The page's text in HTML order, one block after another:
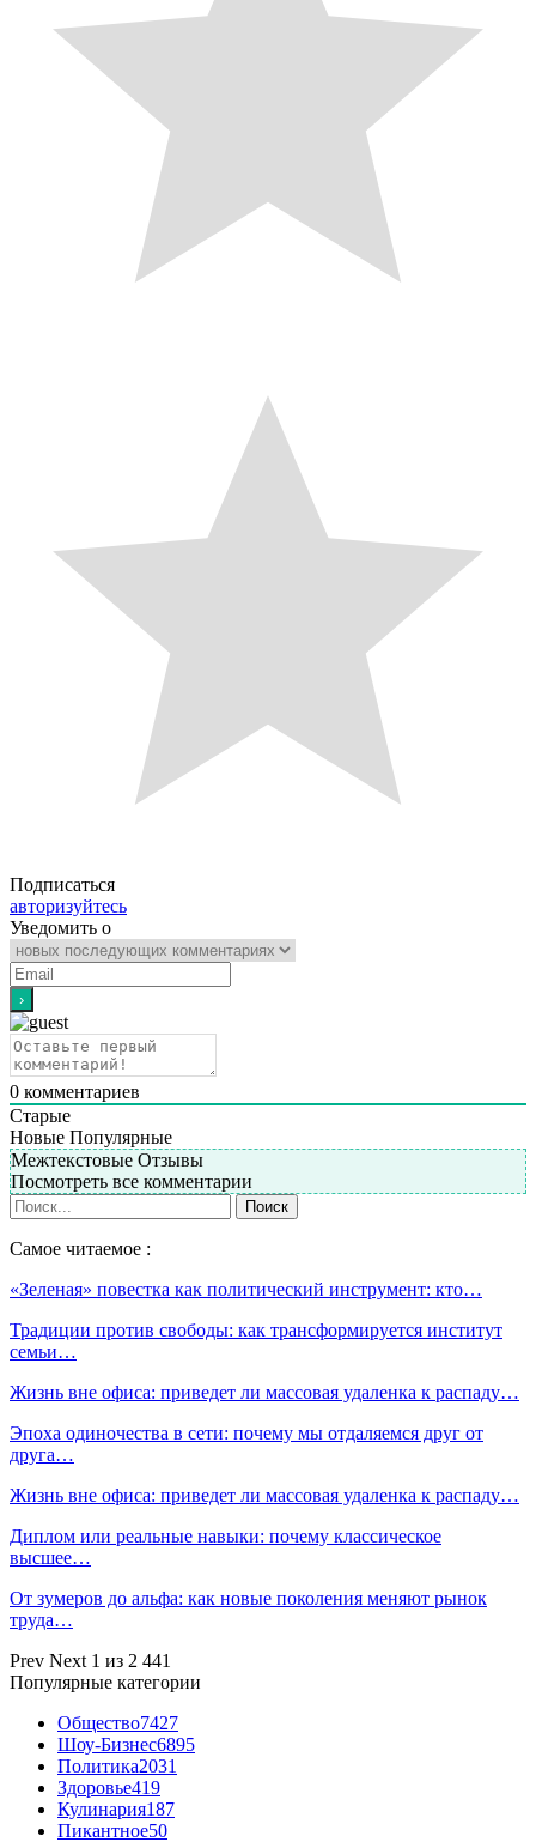
Подписаться
авторизуйтесь
Уведомить о
0 комментариев
Старые
Новые Популярные
Межтекстовые Отзывы
Посмотреть все комментарии
Самое читаемое :
«Зеленая» повестка как политический инструмент: кто…
Традиции против свободы: как трансформируется институт
семьи…
Жизнь вне офиса: приведет ли массовая удаленка к распаду…
Эпоха одиночества в сети: почему мы отдаляемся друг от
друга…
Жизнь вне офиса: приведет ли массовая удаленка к распаду…
Диплом или реальные навыки: почему классическое
высшее…
От зумеров до альфа: как новые поколения меняют рынок
труда…
Prev Next 1 из 2 441
Популярные категории
Общество7427
Шоу-Бизнес6895
Политика2031
Здоровье419
Кулинария187
Пикантное50